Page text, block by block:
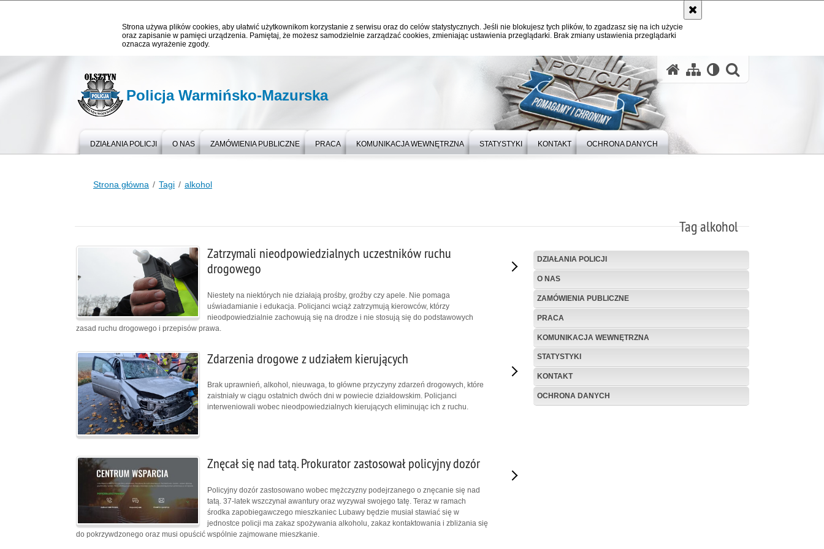
Strona używa plików cookies, aby ułatwić użytkownikom korzystanie z serwisu oraz do celów statystycznych. Jeśli nie blokujesz tych plików, to zgadzasz się na ich użycie
oraz zapisanie w pamięci urządzenia. Pamiętaj, że możesz samodzielnie zarządzać cookies, zmieniając ustawienia przeglądarki. Brak zmiany ustawienia przeglądarki
oznacza wyrażenie zgody.
Policja Warmińsko-Mazurska
DZIAŁANIA POLICJI O NAS ZAMÓWIENIA PUBLICZNE PRACA KOMUNIKACJA WEWNĘTRZNA STATYSTYKI KONTAKT OCHRONA DANYCH
Strona główna Tagi alkohol
Tag alkohol
DZIAŁANIA POLICJI
O NAS
ZAMÓWIENIA PUBLICZNE
PRACA
KOMUNIKACJA WEWNĘTRZNA
STATYSTYKI
KONTAKT
OCHRONA DANYCH
Zatrzymali nieodpowiedzialnych uczestników ruchu
drogowego
Niestety na niektórych nie działają prośby, groźby czy apele. Nie pomaga
uświadamianie i edukacja. Policjanci wciąż zatrzymują kierowców, którzy
nieodpowiedzialnie zachowują się na drodze i nie stosują się do podstawowych
zasad ruchu drogowego i przepisów prawa.
Zdarzenia drogowe z udziałem kierujących
Brak uprawnień, alkohol, nieuwaga, to główne przyczyny zdarzeń drogowych, które
zaistniały w ciągu ostatnich dwóch dni w powiecie działdowskim. Policjanci
interweniowali wobec nieodpowiedzialnych kierujących eliminując ich z ruchu.
Znęcał się nad tatą. Prokurator zastosował policyjny dozór
Policyjny dozór zastosowano wobec mężczyzny podejrzanego o znęcanie się nad
tatą. 37-latek wszczynał awantury oraz wyzywał swojego tatę. Teraz w ramach
środka zapobiegawczego mieszkaniec Lubawy będzie musiał stawiać się w
jednostce policji ma zakaz spożywania alkoholu, zakaz kontaktowania i zbliżania się
do pokrzywdzonego oraz musi opuścić wspólnie zajmowane mieszkanie.